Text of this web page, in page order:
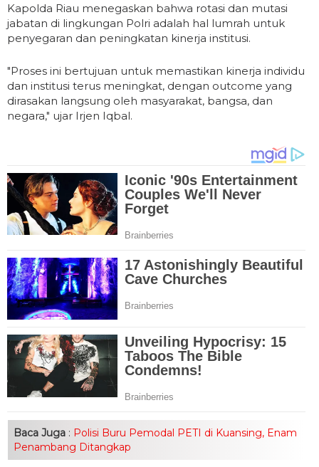
Kapolda Riau menegaskan bahwa rotasi dan mutasi
jabatan di lingkungan Polri adalah hal lumrah untuk
penyegaran dan peningkatan kinerja institusi.
"Proses ini bertujuan untuk memastikan kinerja individu
dan institusi terus meningkat, dengan outcome yang
dirasakan langsung oleh masyarakat, bangsa, dan
negara," ujar Irjen Iqbal.
Baca Juga : Polisi Buru Pemodal PETI di Kuansing, Enam
Penambang Ditangkap